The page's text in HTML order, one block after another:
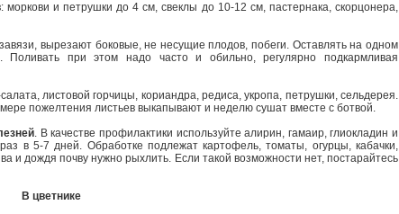
: моркови и петрушки до 4 см, свеклы до 10-12 см, пастернака, скорцонера,
вырезают боковые, не несущие плодов, побеги. Оставлять на одном
при этом надо часто и обильно, регулярно подкармливая
листовой горчицы, кориандра, редиса, укропа, петрушки, сельдерея.
пожелтения листьев выкапывают и неделю сушат вместе с ботвой.
. В качестве профилактики используйте алирин, гамаир, глиокладин и
в 5-7 дней. Обработке подлежат картофель, томаты, огурцы, кабачки,
и дождя почву нужно рыхлить. Если такой возможности нет, постарайтесь
В цветнике